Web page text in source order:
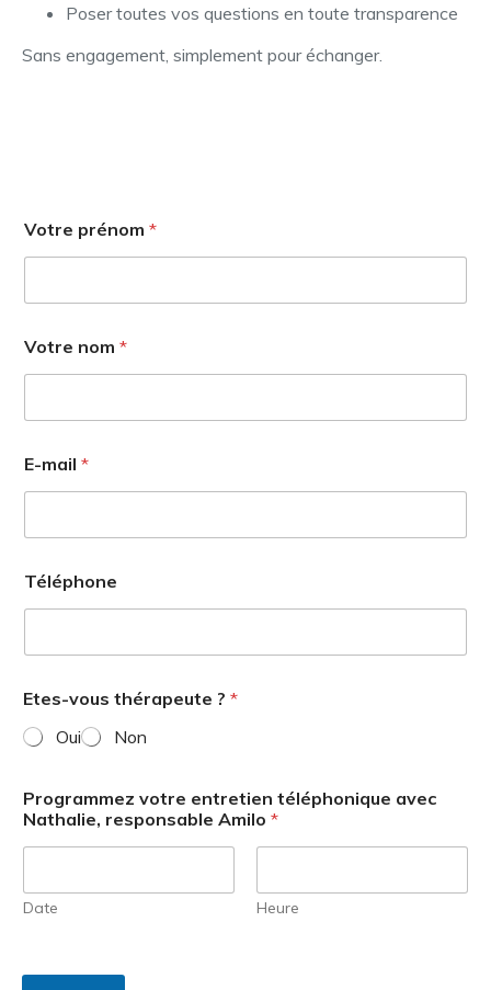
Poser toutes vos questions en toute transparence
Sans engagement, simplement pour échanger.
Votre prénom *
Votre nom *
E-mail *
Téléphone
Etes-vous thérapeute ? *
Oui
Non
o
t
r
s
p
i
Programmez votre entretien téléphonique avec
Nathalie, responsable Amilo *
Date Heure